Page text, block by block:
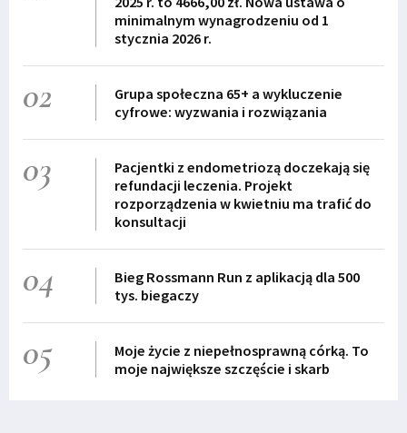
minimalnym wynagrodzeniu od 1
stycznia 2026 r.
02
Grupa społeczna 65+ a wykluczenie
cyfrowe: wyzwania i rozwiązania
03
Pacjentki z endometriozą doczekają się
refundacji leczenia. Projekt
rozporządzenia w kwietniu ma trafić do
konsultacji
04
Bieg Rossmann Run z aplikacją dla 500
tys. biegaczy
05
Moje życie z niepełnosprawną córką. To
moje największe szczęście i skarb